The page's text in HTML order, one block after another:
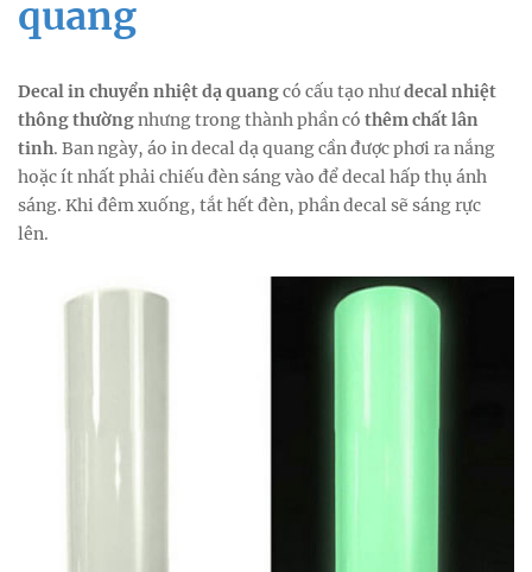
quang
Decal in chuyển nhiệt dạ quangcó cấu tạo nhưdecal nhiệt
thông thườngnhưng trong thành phần có thêm chất lân
tinh. Ban ngày, áo in decal dạ quang cần được phơi ra nắng
hoặc ít nhất phải chiếu đèn sáng vào để decal hấp thụ ánh
sáng. Khi đêm xuống, tắt hết đèn, phần decal sẽ sáng rực
lên.